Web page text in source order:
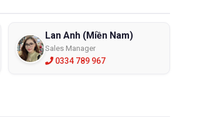
Lan Anh (Miền Nam)
Sales Manager
0334 789 967